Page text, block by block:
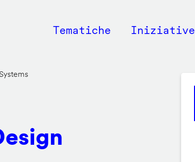
Main
Tematiche Iniziative